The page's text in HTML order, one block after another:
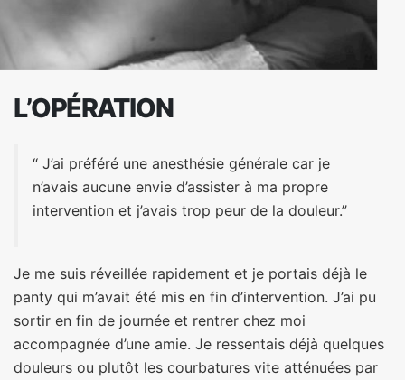
L’OPÉRATION
‘‘ J’ai préféré une anesthésie générale car je
n’avais aucune envie d’assister à ma propre
intervention et j’avais trop peur de la douleur.’’
Je me suis réveillée rapidement et je portais déjà le
panty qui m’avait été mis en fin d’intervention. J’ai pu
sortir en fin de journée et rentrer chez moi
accompagnée d’une amie. Je ressentais déjà quelques
douleurs ou plutôt les courbatures vite atténuées par